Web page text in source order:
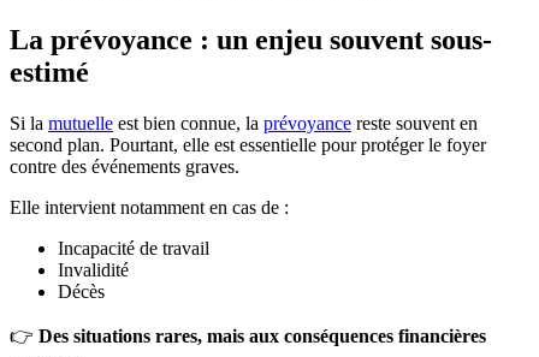
La prévoyance : un enjeu souvent sous-
estimé
Si la mutuelle est bien connue, la prévoyance reste souvent en
second plan. Pourtant, elle est essentielle pour protéger le foyer
contre des événements graves.
Elle intervient notamment en cas de :
Incapacité de travail
Invalidité
Décès
👉 Des situations rares, mais aux conséquences financières